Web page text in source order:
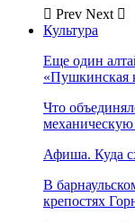
Prev Next
Культура
Еще один
«Пушкинская
Что
Афиша. Куда
В
крепостях